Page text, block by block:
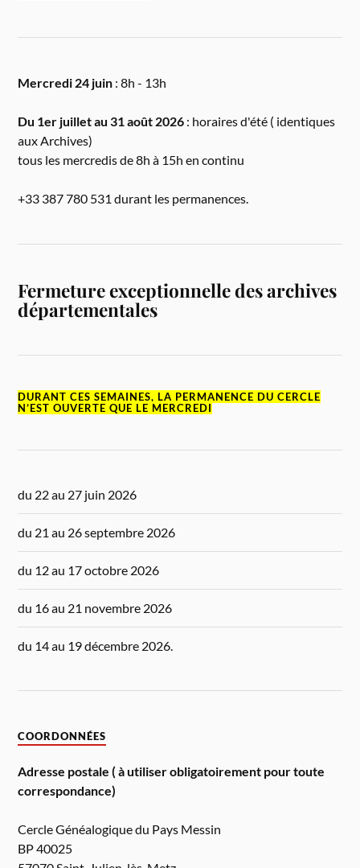
Mercredi 24 juin : 8h - 13h
Du 1er juillet au 31 août 2026 : horaires d'été ( identiques
aux Archives)
tous les mercredis de 8h à 15h en continu
+33 387 780 531 durant les permanences.
Fermeture exceptionnelle des archives
départementales
DURANT CES SEMAINES, LA PERMANENCE DU CERCLE
N’EST OUVERTE QUE LE MERCREDI
du 22 au 27 juin 2026
du 21 au 26 septembre 2026
du 12 au 17 octobre 2026
du 16 au 21 novembre 2026
du 14 au 19 décembre 2026.
COORDONNÉES
Adresse postale ( à utiliser obligatoirement pour toute
correspondance)
Cercle Généalogique du Pays Messin
BP 40025